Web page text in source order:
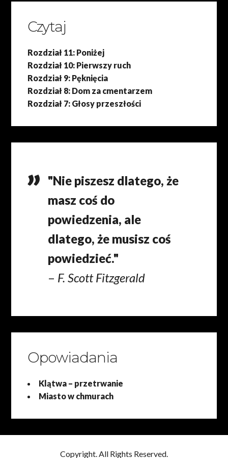
Czytaj
Rozdział 11: Poniżej
Rozdział 10: Pierwszy ruch
Rozdział 9: Pęknięcia
Rozdział 8: Dom za cmentarzem
Rozdział 7: Głosy przeszłości
"Nie piszesz dlatego, że
masz coś do
powiedzenia, ale
dlatego, że musisz coś
powiedzieć."
– F. Scott Fitzgerald
Opowiadania
Klątwa – przetrwanie
Miasto w chmurach
Copyright. All Rights Reserved.